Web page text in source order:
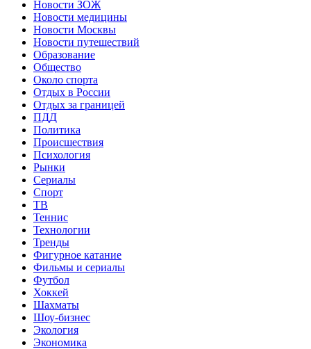
Новости ЗОЖ
Новости медицины
Новости Москвы
Новости путешествий
Образование
Общество
Около спорта
Отдых в России
Отдых за границей
ПДД
Политика
Происшествия
Психология
Рынки
Сериалы
Спорт
ТВ
Теннис
Технологии
Тренды
Фигурное катание
Фильмы и сериалы
Футбол
Хоккей
Шахматы
Шоу-бизнес
Экология
Экономика